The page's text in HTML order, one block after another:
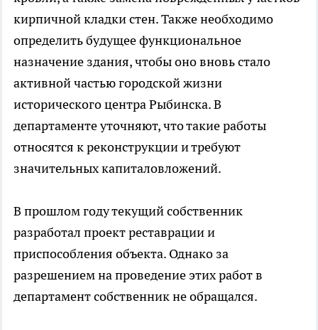
кирпичной кладки стен. Также необходимо
определить будущее функциональное
назначение здания, чтобы оно вновь стало
активной частью городской жизни
исторического центра Рыбинска. В
департаменте уточняют, что такие работы
относятся к реконструкции и требуют
значительных капиталовложений.
В прошлом году текущий собственник
разработал проект реставрации и
приспособления объекта. Однако за
разрешением на проведение этих работ в
департамент собственник не обращался.